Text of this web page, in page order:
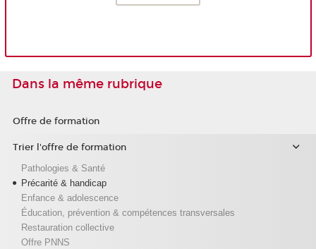
Dans la même rubrique
Offre de formation
Trier l'offre de formation
Pathologies & Santé
Précarité & handicap
Enfance & adolescence
Éducation, prévention & compétences transversales
Restauration collective
Offre PNNS